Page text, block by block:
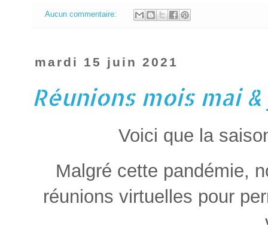
Aucun commentaire:
mardi 15 juin 2021
Réunions mois mai
Voici que la
Malgré cette pandémie,
réunions virtuelles pour